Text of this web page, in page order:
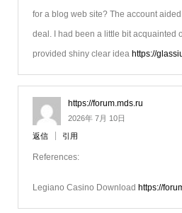
for a blog web site? The account
deal. I had been a little bit acquainted
provided shiny clear idea https://
https://forum.mds.ru
2026年 7月 10日
返信 引用
References:
Legiano Casino Download https://